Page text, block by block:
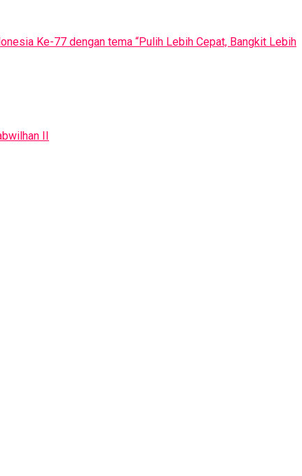
Ke-77 dengan tema “Pulih Lebih Cepat, Bangkit Lebih
II